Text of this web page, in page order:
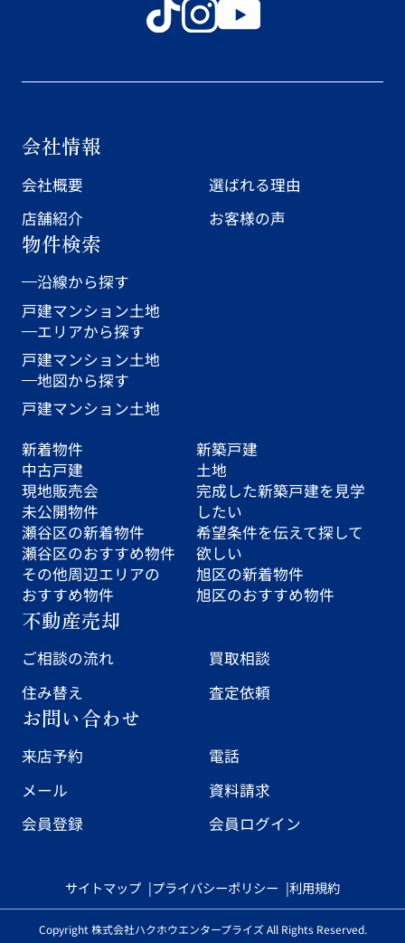
会社情報
会社概要
選ばれる理由
店舗紹介
お客様の声
物件検索
沿線から探す
戸建マンション土地
エリアから探す
戸建マンション土地
地図から探す
戸建マンション土地
新着物件
中古戸建
現地販売会
未公開物件
瀬谷区の新着物件
瀬谷区のおすすめ物件
その他周辺エリアの
おすすめ物件
新築戸建
土地
完成した新築戸建を見学
したい
希望条件を伝えて探して
欲しい
旭区の新着物件
旭区のおすすめ物件
不動産売却
ご相談の流れ
買取相談
住み替え
査定依頼
お問い合わせ
来店予約
電話
メール
資料請求
会員登録
会員ログイン
サイトマップ プライバシーポリシー 利用規約
Copyright 株式会社ハクホウエンタープライズ All Rights Reserved.